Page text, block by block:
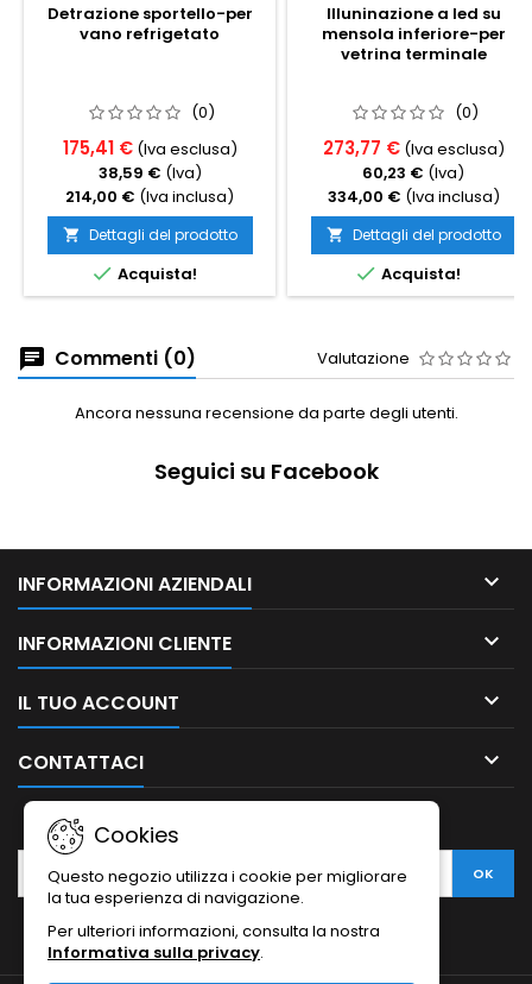
Detrazione sportello-per
vano refrigetato
(0)
175,41 € (Iva esclusa)
38,59 € (Iva)
214,00 € (Iva inclusa)
 Dettagli del prodotto
 Acquista!
Illuninazione a led su
mensola inferiore-per
vetrina terminale
(0)
273,77 € (Iva esclusa)
60,23 € (Iva)
334,00 € (Iva inclusa)
 Dettagli del prodotto
 Acquista!
Commenti (0) Valutazione
Ancora nessuna recensione da parte degli utenti.
Seguici su Facebook
INFORMAZIONI AZIENDALI 
INFORMAZIONI CLIENTE 
IL TUO ACCOUNT 
CONTATTACI 
Cookies
Questo negozio utilizza i cookie per migliorare
la tua esperienza di navigazione.
Per ulteriori informazioni, consulta la nostra
Informativa sulla privacy.